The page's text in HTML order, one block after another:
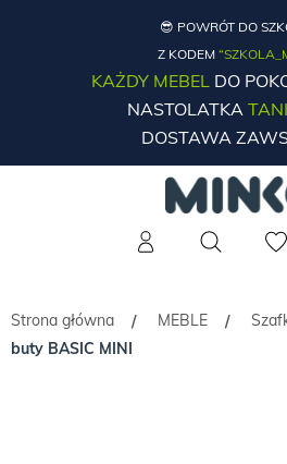
😎 POWRÓT DO
Z KODEM
KAŻDY MEBELDO
NASTOLATKA
DOSTAWA
Strona główna / MEBLE /
buty BASIC MINI